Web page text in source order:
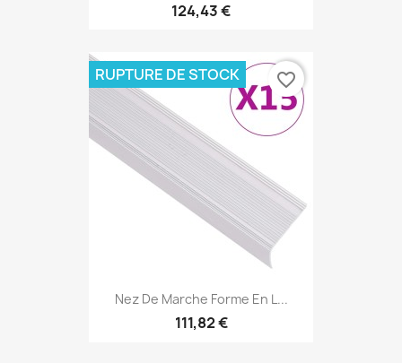
124,43 €
Nez De Marche Forme En L...
111,82 €
RUPTURE DE STOCK favorite_border